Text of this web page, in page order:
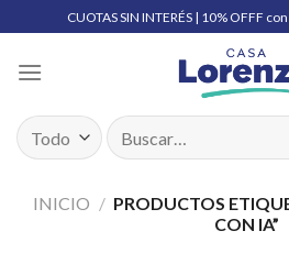
to
content
CUOTAS SIN INTERÉS | 10% OFFF
Buscar
por:
INICIO / PRODUCTOS
CON IA”